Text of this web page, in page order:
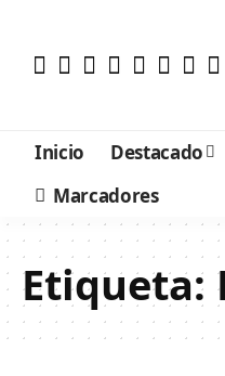
Inicio Destacado
Marcadores
Etiqueta: